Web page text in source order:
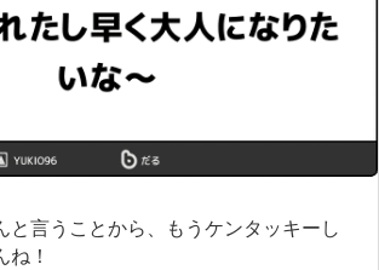
と言うことから、もうケンタッキーし
！